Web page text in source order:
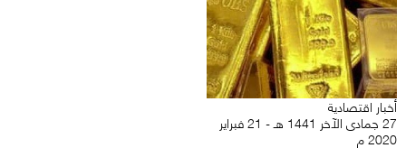
أخبار اقتصادية
27 جمادى الآخر 1441 هـ - 21 فبراير
2020 م